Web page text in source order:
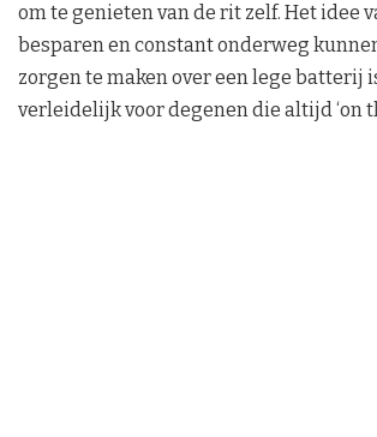
om te genieten van de rit zelf. Het idee
besparen en constant onderweg
zorgen te maken over een lege batterij
verleidelijk voor degenen die altijd ‘on